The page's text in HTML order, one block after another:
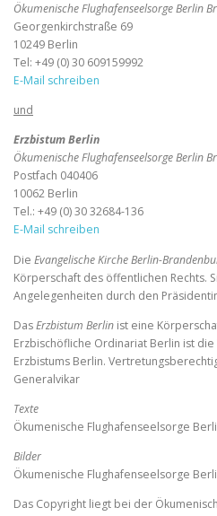
IMPRESSUM
Ökumenische Flughafenseelsorge Berlin
Georgenkirchstraße 69
10249 Berlin
Tel: +49 (0) 30 609159992
E-Mail schreiben
und
Erzbistum Berlin
Ökumenische Flughafenseelsorge Berlin
Postfach 040406
10062 Berlin
Tel.: +49 (0) 30 32684-136
E-Mail schreiben
Die Evangelische Kirche Berlin-
Körperschaft des öffentlichen Rechts.
Angelegenheiten durch den
DasErzbistum Berlin ist eine
Erzbischöfliche Ordinariat Berlin ist
Erzbistums Berlin.
Generalvikar
Texte
Ökumenische Flughafenseelsorge
Bilder
Ökumenische Flughafenseelsorge
Das Copyright liegt bei der